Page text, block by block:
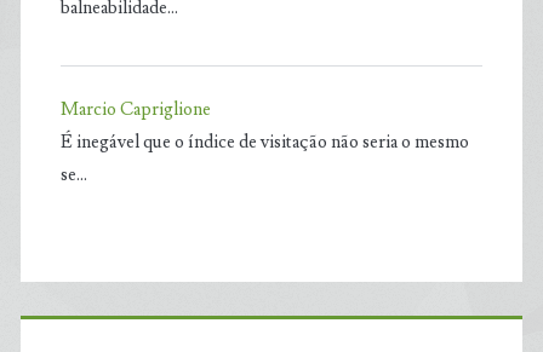
balneabilidade…
Marcio Capriglione
É inegável que o índice de visitação não seria o mesmo
se…